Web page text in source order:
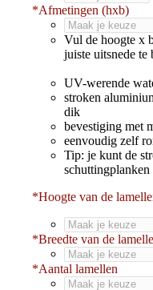
*Afmetingen (hxb)
Vul de hoogte x
juiste uitsnede
UV-werende
stroken
dik
bevestiging met
eenvoudig zelf
Tip: je kunt de
*Hoogte van de
*Breedte van de
*Aantal lamellen